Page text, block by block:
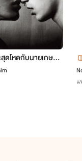
ไอ้คนหน้าโหด
In Life Every End Is A New
ดโหดกับนายเกษตร
น